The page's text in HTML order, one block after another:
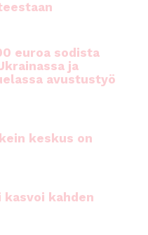
euroa sodista
ja
avustustyö
keskus on
kahden